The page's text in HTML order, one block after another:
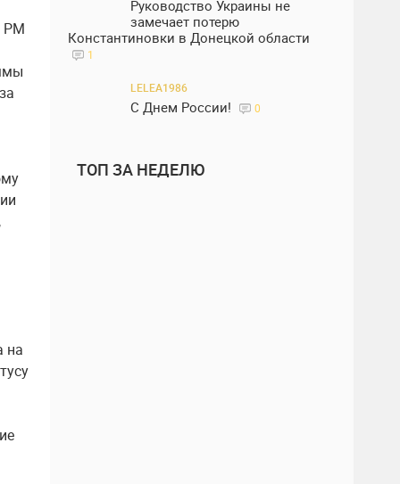
РМ
на
Руководство Украины не
замечает потерю
Константиновки в Донецкой области
1
LELEA1986
С Днем России! 0
ТОП ЗА НЕДЕЛЮ